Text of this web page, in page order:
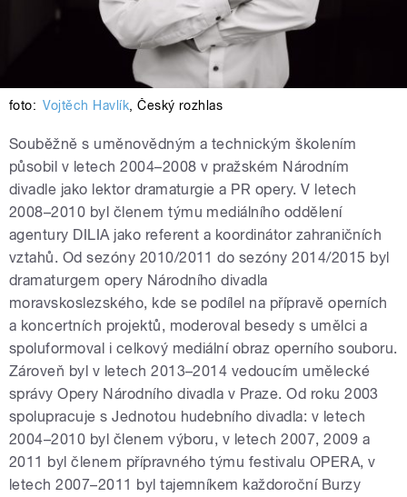
foto: Vojtěch Havlík,Český rozhlas
Souběžně s uměnovědným a technickým školením
působil v letech 2004–2008 v pražském Národním
divadle jako lektor dramaturgie a PR opery. V letech
2008–2010 byl členem týmu mediálního oddělení
agentury DILIA jako referent a koordinátor zahraničních
vztahů. Od sezóny 2010/2011 do sezóny 2014/2015 byl
dramaturgem opery Národního divadla
moravskoslezského, kde se podílel na přípravě operních
a koncertních projektů, moderoval besedy s umělci a
spoluformoval i celkový mediální obraz operního souboru.
Zároveň byl v letech 2013–2014 vedoucím umělecké
správy Opery Národního divadla v Praze. Od roku 2003
spolupracuje s Jednotou hudebního divadla: v letech
2004–2010 byl členem výboru, v letech 2007, 2009 a
2011 byl členem přípravného týmu festivalu OPERA, v
letech 2007–2011 byl tajemníkem každoroční Burzy